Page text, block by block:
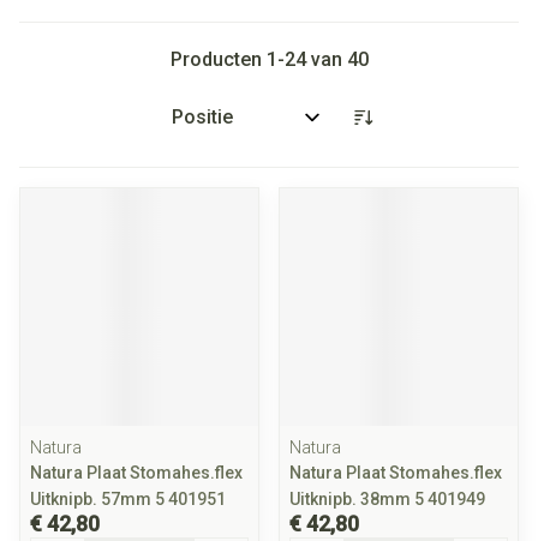
Producten 1 -24van 40
Sorteer op:
Natura
Natura Plaat Stomahes.flex
Uitknipb. 57mm 5 401951
€ 42,80
Natura
Natura Plaat Stomahes.flex
Uitknipb. 38mm 5 401949
€ 42,80